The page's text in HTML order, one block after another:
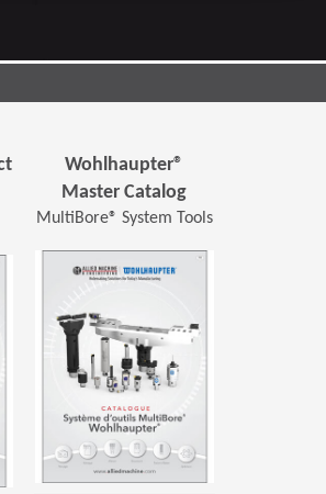
(Opens in a new window)
Wohlhaupter®
Master Catalog
MultiBore® System Tools